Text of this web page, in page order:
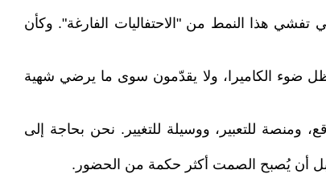
تفشي هذا النمط من "الاحتفاليات الفارغة". وكأن
ظل ضوء الكاميرا، ولا يقدّمون سوى ما يرضي شهية
ومنصة للتعبير، ووسيلة للتغيير. نحن بحاجة إلى
قبل أن يُصبح الصمت أكثر حكمة من الحضور.